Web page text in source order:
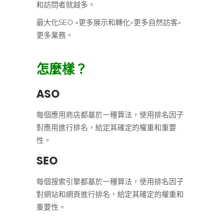
和訪問者就越多。
最大化SEO =更多展示和轉化=更多自然訪客=
更多業務。
怎麼樣？
ASO
每個應用商店都基於一種算法，使用排名因子
對應用進行排名，給定其確定的權重和重要
性。
SEO
每個搜索引擎都基於一種算法，使用排名因子
對網站和網頁進行排名，給定其確定的權重和
重要性。